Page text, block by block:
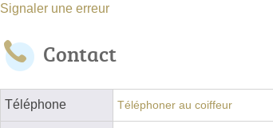
Signaler une erreur
Contact
Téléphone Téléphoner au coiffeur